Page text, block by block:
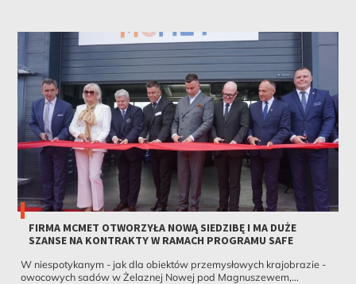
FIRMA MCMET OTWORZYŁA NOWĄ SIEDZIBĘ I MA DUŻE
SZANSE NA KONTRAKTY W RAMACH PROGRAMU SAFE
W niespotykanym - jak dla obiektów przemysłowych krajobrazie -
owocowych sadów w Żelaznej Nowej pod Magnuszewem,...